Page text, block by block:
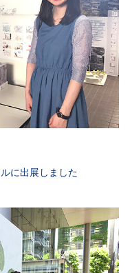
に出展しました